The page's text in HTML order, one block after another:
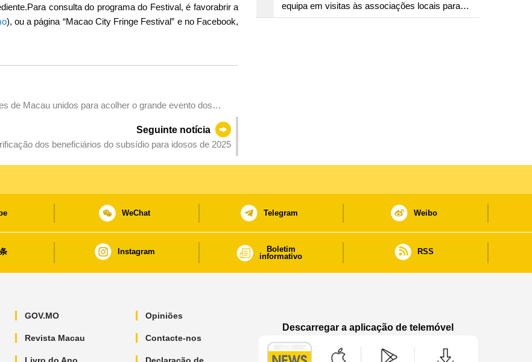
consulta do programa do Festival, é favorabrir a
), ou a página “Macao City Fringe Festival” e no Facebook,
de Macau unidos para acolher o grande evento dos
Seguinte notícia
dos beneficiários do subsídio para idosos de 2025
equipa em visitas às associações locais para
consolidar consensos e promover os trabalhos
WeChat Telegram Weibo
Instagram
Boletim
informativo
RSS
GOV.MO
Revista Macau
Opiniões
Contacte-nos
Descarregar a aplicação de telemóvel